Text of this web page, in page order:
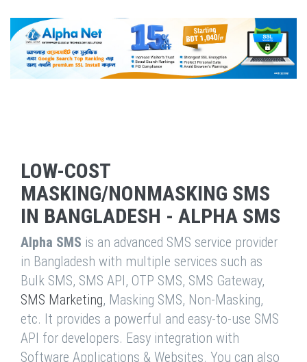
LOW-COST
MASKING/NONMASKING SMS
IN BANGLADESH - ALPHA SMS
Alpha SMS is an advanced SMS service provider
in Bangladesh with multiple services such as
Bulk SMS, SMS API, OTP SMS, SMS Gateway,
SMS Marketing, Masking SMS, Non-Masking,
etc. It provides a powerful and easy-to-use SMS
API for developers. Easy integration with
Software Applications & Websites. You can also